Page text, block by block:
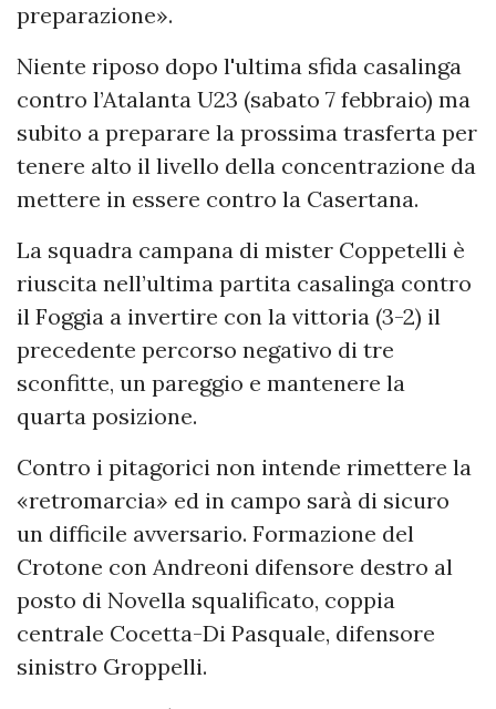
preparazione».
Niente riposo dopo l'ultima sfida casalinga
contro l’Atalanta U23 (sabato 7 febbraio) ma
subito a preparare la prossima trasferta per
tenere alto il livello della concentrazione da
mettere in essere contro la Casertana.
La squadra campana di mister Coppetelli è
riuscita nell’ultima partita casalinga contro
il Foggia a invertire con la vittoria (3-2) il
precedente percorso negativo di tre
sconfitte, un pareggio e mantenere la
quarta posizione.
Contro i pitagorici non intende rimettere la
«retromarcia» ed in campo sarà di sicuro
un difficile avversario. Formazione del
Crotone con Andreoni difensore destro al
posto di Novella squalificato, coppia
centrale Cocetta-Di Pasquale, difensore
sinistro Groppelli.